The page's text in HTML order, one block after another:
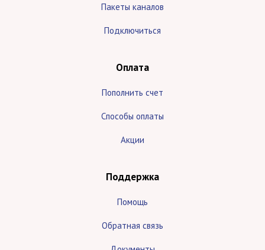
Пакеты каналов
Подключиться
Оплата
Пополнить счет
Способы оплаты
Акции
Поддержка
Помощь
Обратная связь